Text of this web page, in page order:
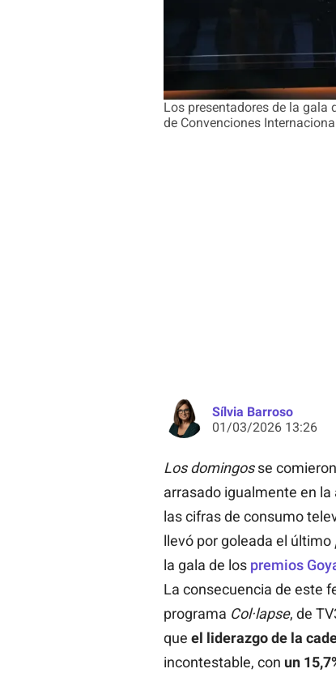
Los presentadores de la gala
de Convenciones
Sílvia Barroso
01/03/2026 13:26
Los domingosse
arrasado igualmente en
las cifras de consumo
llevó por goleada el último
la gala de los premios
La consecuencia de este
programa Col·lapse, de
que el liderazgo de la
incontestable, con un